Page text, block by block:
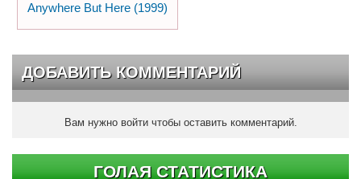
Anywhere But Here (1999)
ДОБАВИТЬ КОММЕНТАРИЙ
Вам нужно войти чтобы оставить комментарий.
ГОЛАЯ СТАТИСТИКА